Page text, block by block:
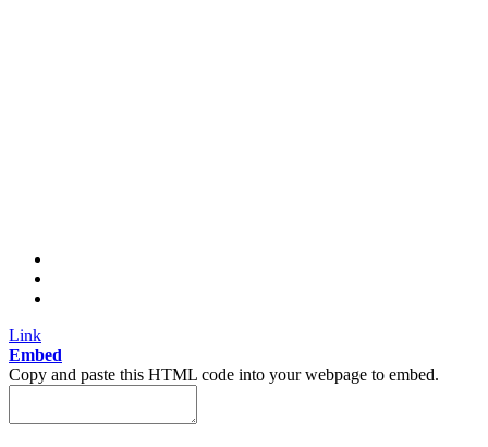
Link
Embed
Copy and paste this HTML code into your webpage to embed.